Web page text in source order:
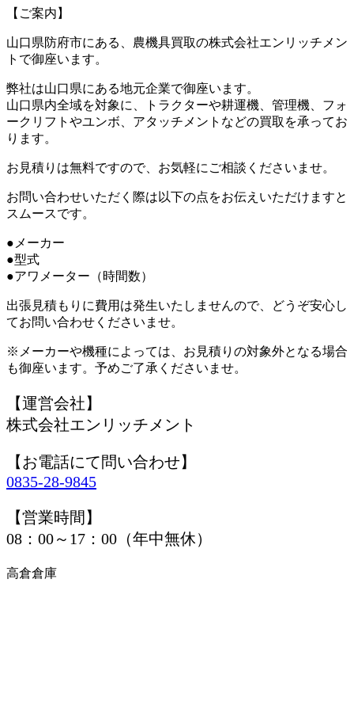
【ご案内】
山口県防府市にある、農機具買取の株式会社エンリッチメン
トで御座います。
弊社は山口県にある地元企業で御座います。
山口県内全域を対象に、トラクターや耕運機、管理機、フォ
ークリフトやユンボ、アタッチメントなどの買取を承ってお
ります。
お見積りは無料ですので、お気軽にご相談くださいませ。
お問い合わせいただく際は以下の点をお伝えいただけますと
スムースです。
●メーカー
●型式
●アワメーター（時間数）
出張見積もりに費用は発生いたしませんので、どうぞ安心し
てお問い合わせくださいませ。
※メーカーや機種によっては、お見積りの対象外となる場合
も御座います。予めご了承くださいませ。
【運営会社】
株式会社エンリッチメント
【お電話にて問い合わせ】
0835-28-9845
【営業時間】
08：00～17：00（年中無休）
高倉倉庫